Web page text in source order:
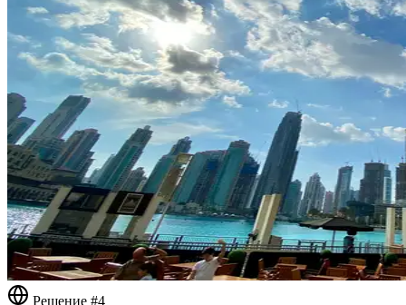
Решение #4